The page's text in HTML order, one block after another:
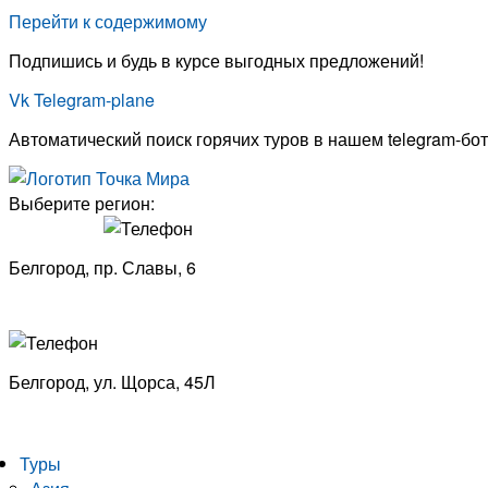
Перейти к содержимому
Подпишись и будь в курсе выгодных предложений!
VkTelegram-plane
Автоматический поиск горячих туров в нашем telegram-
Выберите регион:
Белгород, пр. Славы, 6
Белгород, ​ ул. Щорса, 45Л
Туры